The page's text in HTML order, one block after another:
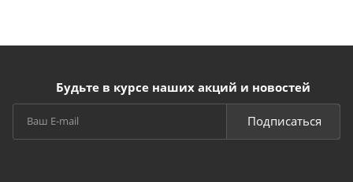
Будьте в курсе наших акций и новостей
Подписаться